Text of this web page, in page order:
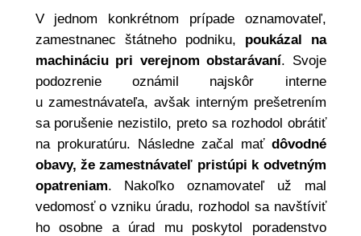
V jednom konkrétnom prípade oznamovateľ,
zamestnanec štátneho podniku, poukázal na
machináciu pri verejnom obstarávaní. Svoje
podozrenie oznámil najskôr interne
u zamestnávateľa, avšak interným prešetrením
sa porušenie nezistilo, preto sa rozhodol obrátiť
na prokuratúru. Následne začal mať dôvodné
obavy, že zamestnávateľ pristúpi k odvetným
opatreniam. Nakoľko oznamovateľ už mal
vedomosť o vzniku úradu, rozhodol sa navštíviť
ho osobne a úrad mu poskytol poradenstvo